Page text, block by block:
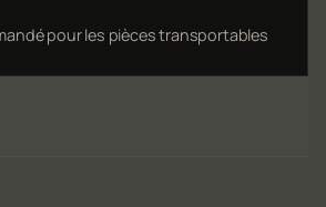
pour les pièces transportables